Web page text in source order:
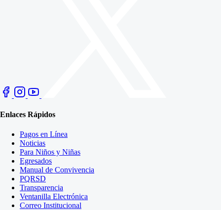
Enlaces Rápidos
Pagos en Línea
Noticias
Para Niños y Niñas
Egresados
Manual de Convivencia
PQRSD
Transparencia
Ventanilla Electrónica
Correo Institucional